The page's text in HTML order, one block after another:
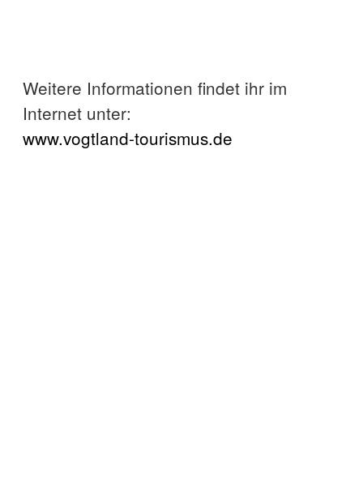
Weitere Informationen findet ihr im
Internet unter:
www.vogtland-tourismus.de